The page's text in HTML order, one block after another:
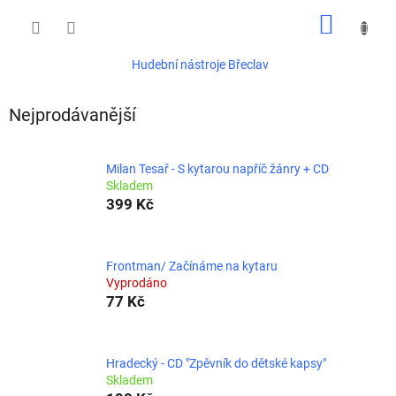
Hudební nástroje Břeclav
Nejprodávanější
Milan Tesař - S kytarou napříč žánry + CD
Skladem
399 Kč
Frontman/ Začínáme na kytaru
Vyprodáno
77 Kč
Hradecký - CD "Zpěvník do dětské kapsy"
Skladem